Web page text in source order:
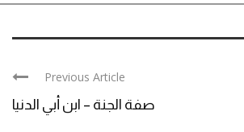
Previous Article
صفة الجنة – ابن أبي الدنيا